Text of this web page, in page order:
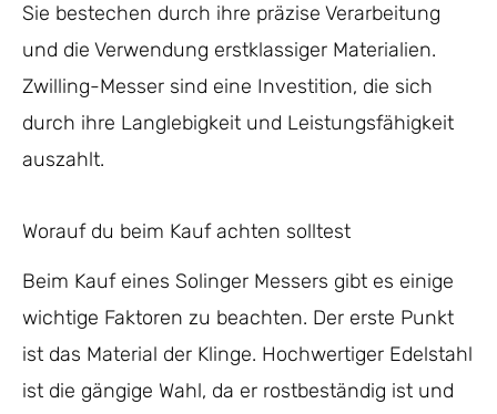
Sie bestechen durch ihre präzise Verarbeitung
und die Verwendung erstklassiger Materialien.
Zwilling-Messer sind eine Investition, die sich
durch ihre Langlebigkeit und Leistungsfähigkeit
auszahlt.
Worauf du beim Kauf achten solltest
Beim Kauf eines Solinger Messers gibt es einige
wichtige Faktoren zu beachten. Der erste Punkt
ist das Material der Klinge. Hochwertiger Edelstahl
ist die gängige Wahl, da er rostbeständig ist und